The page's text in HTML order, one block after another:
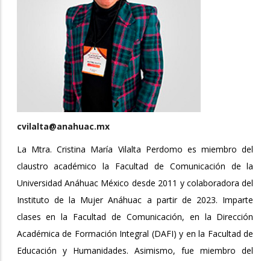
cvilalta@anahuac.mx
La Mtra. Cristina María Vilalta Perdomo es miembro del
claustro académico la Facultad de Comunicación de la
Universidad Anáhuac México desde 2011 y colaboradora del
Instituto de la Mujer Anáhuac a partir de 2023. Imparte
clases en la Facultad de Comunicación, en la Dirección
Académica de Formación Integral (DAFI) y en la Facultad de
Educación y Humanidades. Asimismo, fue miembro del